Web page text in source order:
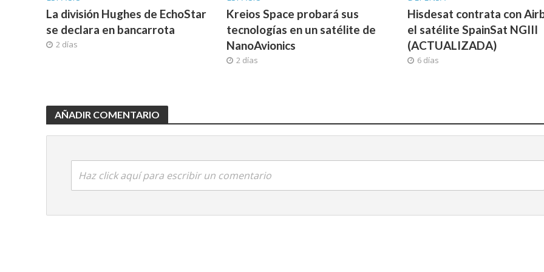
La división Hughes de EchoStar
se declara en bancarrota
2 días
Kreios Space probará sus
tecnologías en un satélite de
NanoAvionics
2 días
Hisdesat contrata con
el satélite SpainSat NGIII
(ACTUALIZADA)
6 días
AÑADIR COMENTARIO
Haz click aquí para escribir un comentario